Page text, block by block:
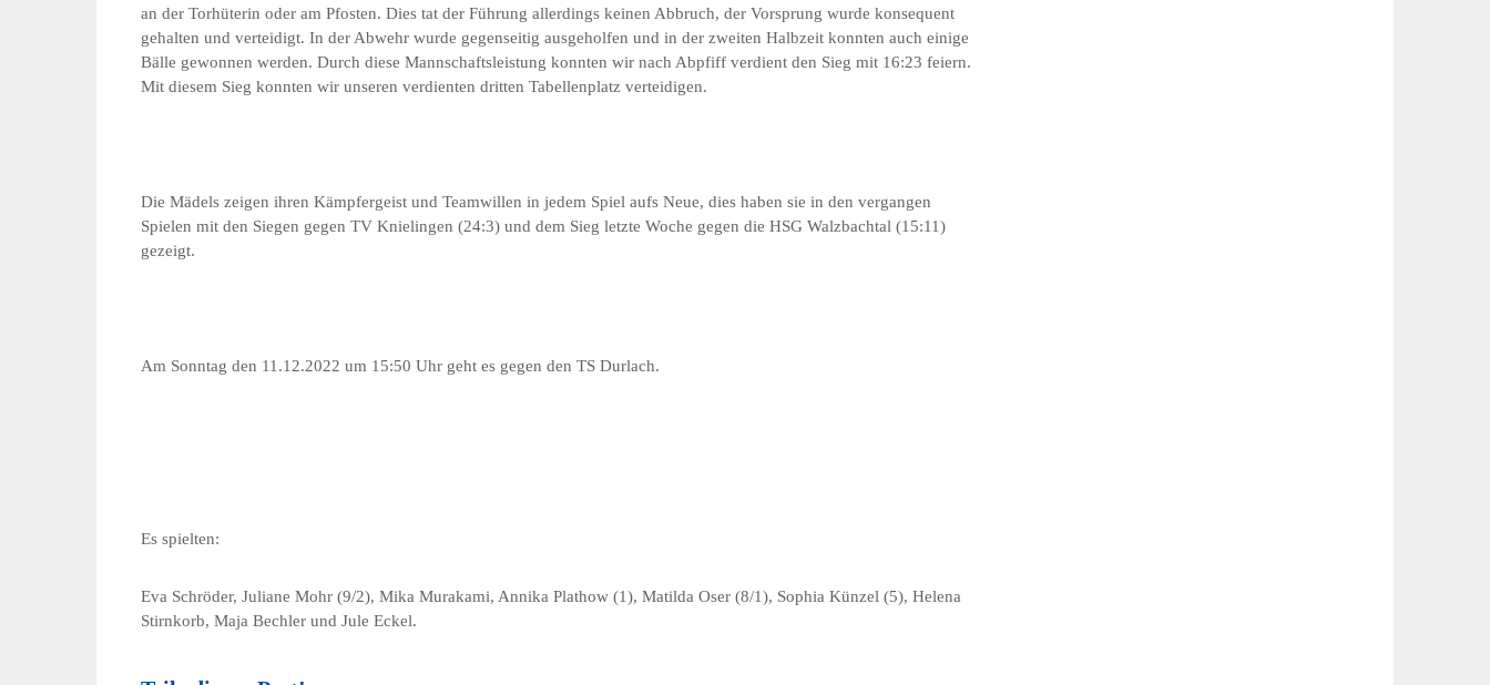
an der Torhüterin oder am Pfosten. Dies tat der Führung allerdings keinen Abbruch, der Vorsprung wurde konsequent
gehalten und verteidigt. In der Abwehr wurde gegenseitig ausgeholfen und in der zweiten Halbzeit konnten auch einige
Bälle gewonnen werden. Durch diese Mannschaftsleistung konnten wir nach Abpfiff verdient den Sieg mit 16:23 feiern.
Mit diesem Sieg konnten wir unseren verdienten dritten Tabellenplatz verteidigen.
Die Mädels zeigen ihren Kämpfergeist und Teamwillen in jedem Spiel aufs Neue, dies haben sie in den vergangen
Spielen mit den Siegen gegen TV Knielingen (24:3) und dem Sieg letzte Woche gegen die HSG Walzbachtal (15:11)
gezeigt.
Am Sonntag den 11.12.2022 um 15:50 Uhr geht es gegen den TS Durlach.
Es spielten:
Eva Schröder, Juliane Mohr (9/2), Mika Murakami, Annika Plathow (1), Matilda Oser (8/1), Sophia Künzel (5), Helena
Stirnkorb, Maja Bechler und Jule Eckel.